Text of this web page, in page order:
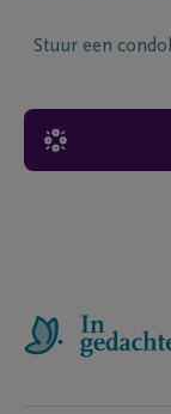
Stuur een